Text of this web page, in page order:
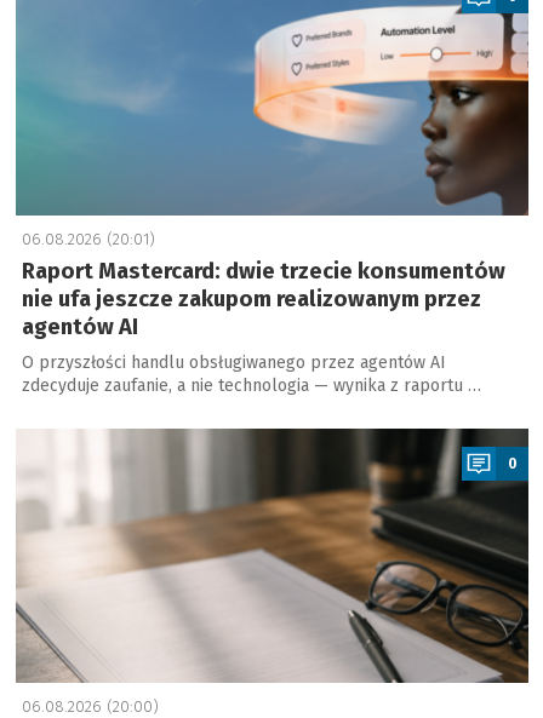
06.08.2026 (20:01)
Raport Mastercard: dwie trzecie konsumentów
nie ufa jeszcze zakupom realizowanym przez
agentów AI
O przyszłości handlu obsługiwanego przez agentów AI
zdecyduje zaufanie, a nie technologia — wynika z raportu …
a
0
06.08.2026 (20:00)